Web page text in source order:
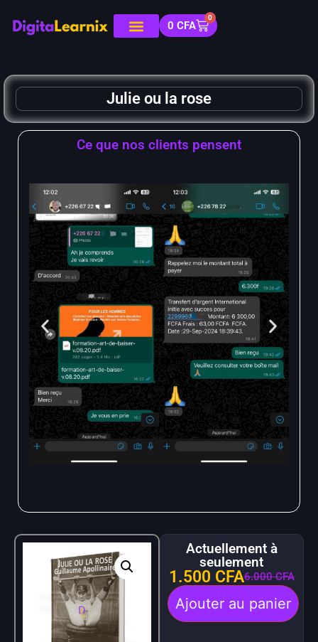
0 CFA
0
Julie ou la rose
Ce que nos clients pensent
Actuellement à
seulement
1.500 CFA6.000CFA
Ajouter au panier